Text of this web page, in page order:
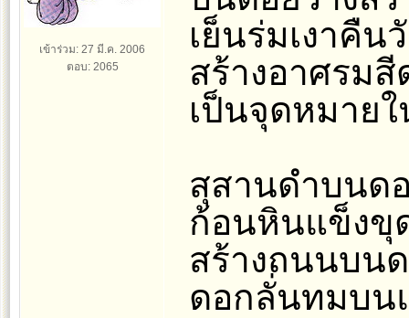
เข้าร่วม: 27 มี.ค. 2006
ตอบ: 2065
เย็นร่มเงาคื
สร้างอาศรมสี
เป็นจุดหมาย
สุสานดำบนด
ก้อนหินแข็ง
สร้างถนนบน
ดอกลั่นทมบน